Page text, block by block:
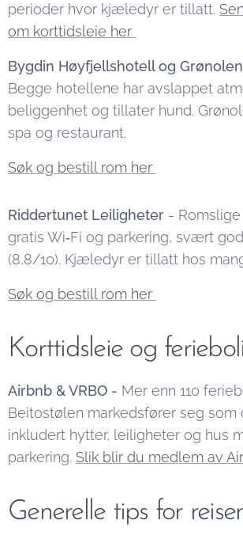
perioder hvor kjæledyr er tillatt.
om korttidsleie her
Bygdin Høyfjellshotell og
Begge hotellene har avslappet
beliggenhet og tillater hund.
spa og restaurant.
Søk og bestill rom her
Riddertunet Leiligheter -
gratis Wi‑Fi og parkering, svært
(8,8/10). Kjæledyr er tillatt hos
Søk og bestill rom her
Korttidsleie og
Airbnb & VRBO - Mer enn 110
Beitostølen markedsfører seg som
inkludert hytter, leiligheter og hus
parkering. Slik blir du medlem av
Generelle tips for